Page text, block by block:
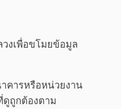
งเพื่อขโมยข้อมูล
คารหรือหน่วยงาน
ดูถูกต้องตาม